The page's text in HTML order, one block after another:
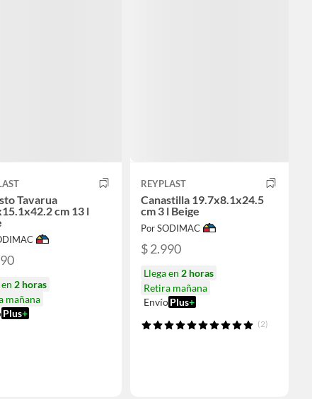
Tavarua
cm 13 l
2 horas
mañana
Plus+
REYPLAST
Canastilla 19.7x8.1x24.5
cm 3 l Beige
Por SODIMAC
$ 2.990
Llega en 2 horas
Retira mañana
EnvíoPlus+
(2)